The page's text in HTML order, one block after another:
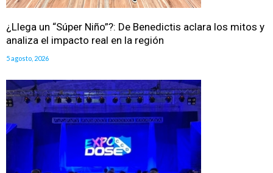
¿Llega un “Súper Niño”?: De Benedictis aclara los mitos y
analiza el impacto real en la región
5 agosto, 2026